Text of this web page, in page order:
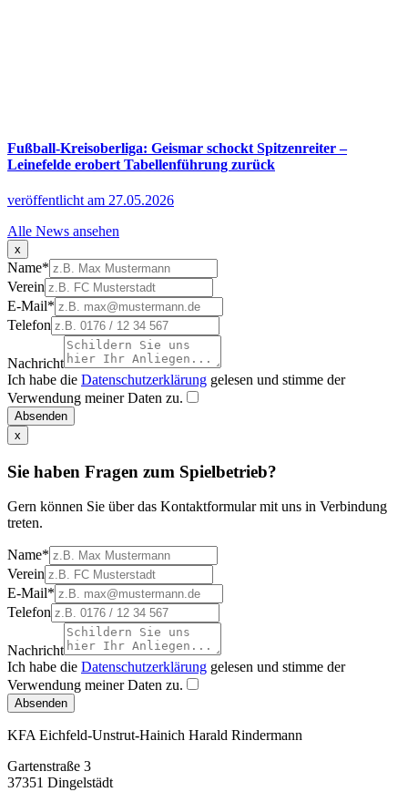
Fußball-Kreisoberliga: Geismar schockt Spitzenreiter –
Leinefelde erobert Tabellenführung zurück
veröffentlicht am 27.05.2026
Alle News ansehen
x
Name*
Verein
E-Mail*
Telefon
Nachricht
Ich habe die Datenschutzerklärung gelesen und stimme der
Verwendung meiner Daten zu.
Absenden
x
Sie haben Fragen zum Spielbetrieb?
Gern können Sie über das Kontaktformular mit uns in Verbindung
treten.
Name*
Verein
E-Mail*
Telefon
Nachricht
Ich habe die Datenschutzerklärung gelesen und stimme der
Verwendung meiner Daten zu.
Absenden
KFA Eichfeld-Unstrut-Hainich Harald Rindermann
Gartenstraße 3
37351 Dingelstädt